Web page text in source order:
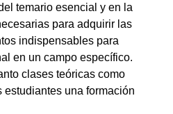
temario esencial y en la
para adquirir las
indispensables para
en un campo específico.
clases teóricas como
estudiantes una formación